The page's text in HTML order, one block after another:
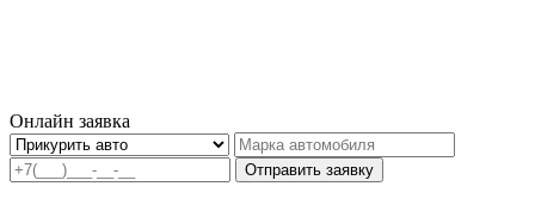
Онлайн заявка
Отправить заявку